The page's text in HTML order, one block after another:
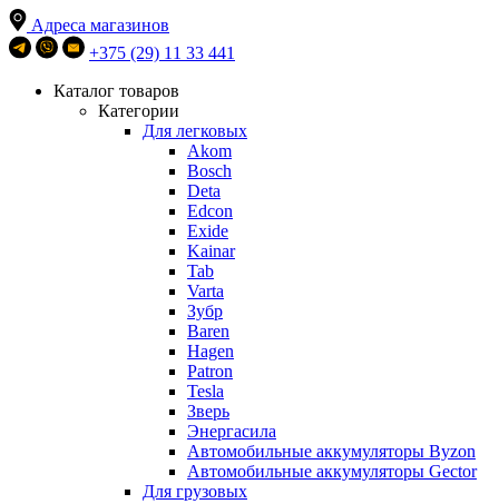
Адреса магазинов
+375 (29) 11 33 441
Каталог товаров
Категории
Для легковых
Akom
Bosch
Deta
Edcon
Exide
Kainar
Tab
Varta
Зубр
Baren
Hagen
Patron
Tesla
Зверь
Энергасила
Автомобильные аккумуляторы Byzon
Автомобильные аккумуляторы Gector
Для грузовых